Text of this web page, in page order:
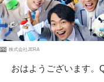
PR 株式会社JERA
おはようございます。